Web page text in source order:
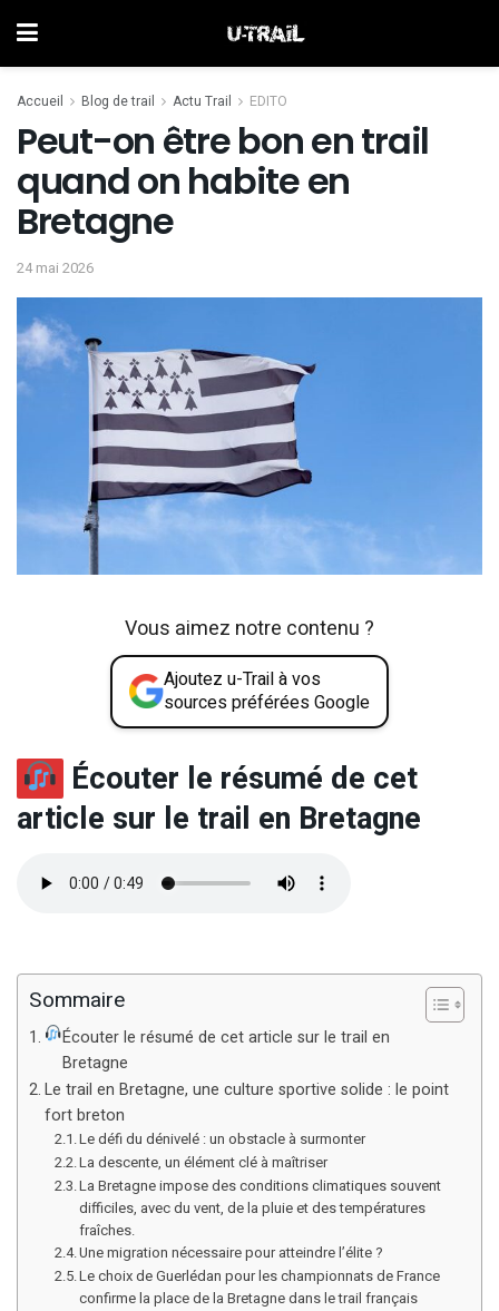
Accueil Blog de trail Actu Trail EDITO
Peut-on être bon en trail
quand on habite en
Bretagne
24 mai 2026
Vous aimez notre contenu ?
Ajoutez u-Trail à vos
sources préférées Google
Écouter le résumé de cet
article sur le trail en Bretagne
Sommaire
Écouter le résumé de cet article sur le trail en
Bretagne
Le trail en Bretagne, une culture sportive solide : le point
fort breton
Le défi du dénivelé : un obstacle à surmonter
La descente, un élément clé à maîtriser
La Bretagne impose des conditions climatiques souvent
difficiles, avec du vent, de la pluie et des températures
fraîches.
Une migration nécessaire pour atteindre l’élite ?
Le choix de Guerlédan pour les championnats de France
confirme la place de la Bretagne dans le trail français